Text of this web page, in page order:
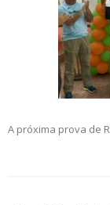
A próxima prova de